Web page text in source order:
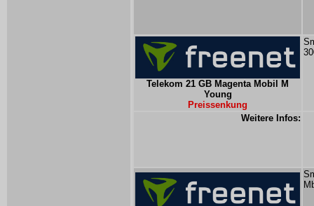
Telekom 21 GB Magenta Mobil M
Young
Preissenkung
Weitere Infos: